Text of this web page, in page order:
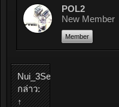
POL2
New Member
Member
Nui_3Sec.
กล่าว:
↑